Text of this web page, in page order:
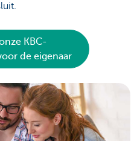
KBC-
de eigenaar